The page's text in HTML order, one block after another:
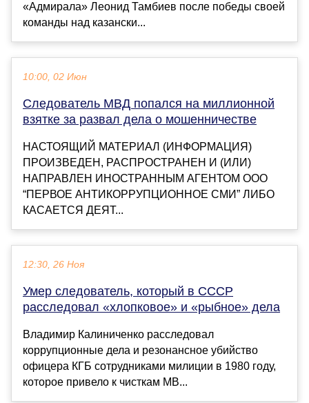
«Адмирала» Леонид Тамбиев после победы своей
команды над казански...
10:00, 02 Июн
Следователь МВД попался на миллионной
взятке за развал дела о мошенничестве
НАСТОЯЩИЙ МАТЕРИАЛ (ИНФОРМАЦИЯ)
ПРОИЗВЕДЕН, РАСПРОСТРАНЕН И (ИЛИ)
НАПРАВЛЕН ИНОСТРАННЫМ АГЕНТОМ ООО
“ПЕРВОЕ АНТИКОРРУПЦИОННОЕ СМИ” ЛИБО
КАСАЕТСЯ ДЕЯТ...
12:30, 26 Ноя
Умер следователь, который в СССР
расследовал «хлопковое» и «рыбное» дела
Владимир Калиниченко расследовал
коррупционные дела и резонансное убийство
офицера КГБ сотрудниками милиции в 1980 году,
которое привело к чисткам МВ...